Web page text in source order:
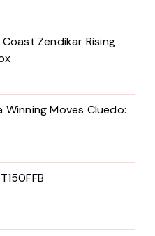
Zendikar Rising
Winning Moves Cluedo: